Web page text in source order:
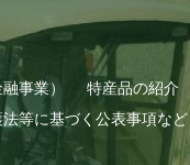
事業） 特産品の紹介
等に基づく公表事項など